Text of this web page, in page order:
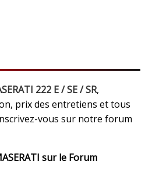
222 E / SE / SR,
prix des entretiens et tous
vous sur notre forum
sur le Forum